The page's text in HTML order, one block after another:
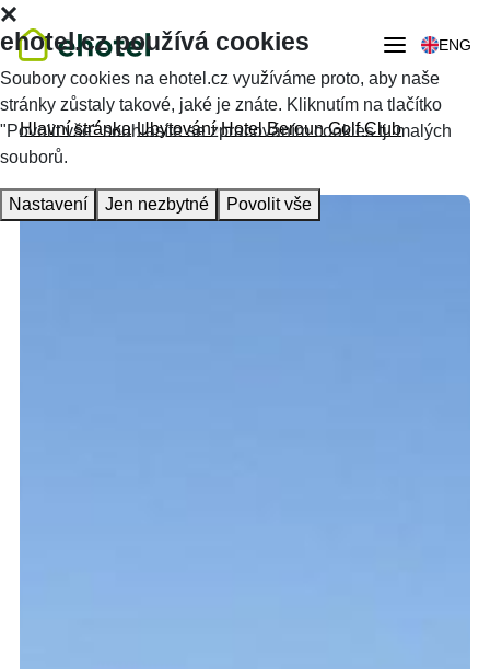
ENG
Hlavní stránka Ubytování Hotel Beroun Golf Club
ehotel.cz používá cookies
Soubory cookies na ehotel.cz využíváme proto, aby naše
stránky zůstaly takové, jaké je znáte. Kliknutím na tlačítko
"Povolit vše" souhlasíte se zpracováním cookies tj. malých
souborů.
Nastavení Jen nezbytné Povolit vše